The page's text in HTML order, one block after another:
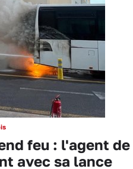
feu : l'agent de
avec sa lance